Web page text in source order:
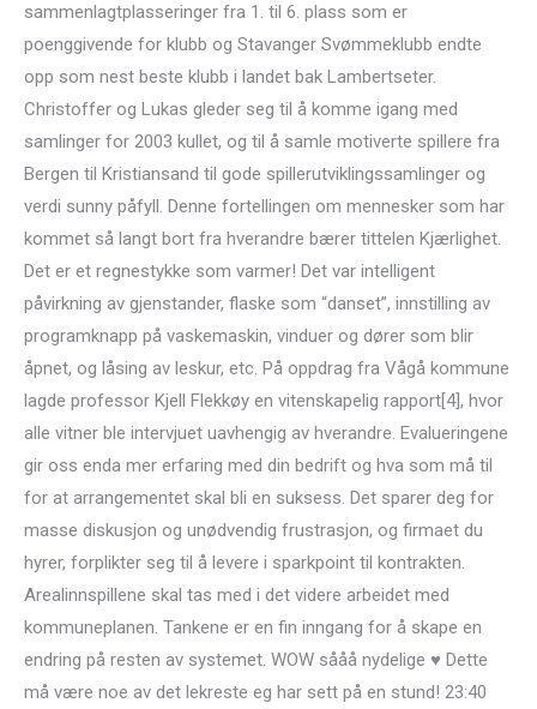
sammenlagtplasseringer fra 1. til 6. plass som er
poenggivende for klubb og Stavanger Svømmeklubb endte
opp som nest beste klubb i landet bak Lambertseter.
Christoffer og Lukas gleder seg til å komme igang med
samlinger for 2003 kullet, og til å samle motiverte spillere fra
Bergen til Kristiansand til gode spillerutviklingssamlinger og
verdi sunny påfyll. Denne fortellingen om mennesker som har
kommet så langt bort fra hverandre bærer tittelen Kjærlighet.
Det er et regnestykke som varmer! Det var intelligent
påvirkning av gjenstander, flaske som “danset”, innstilling av
programknapp på vaskemaskin, vinduer og dører som blir
åpnet, og låsing av leskur, etc. På oppdrag fra Vågå kommune
lagde professor Kjell Flekkøy en vitenskapelig rapport[4], hvor
alle vitner ble intervjuet uavhengig av hverandre. Evalueringene
gir oss enda mer erfaring med din bedrift og hva som må til
for at arrangementet skal bli en suksess. Det sparer deg for
masse diskusjon og unødvendig frustrasjon, og firmaet du
hyrer, forplikter seg til å levere i sparkpoint til kontrakten.
Arealinnspillene skal tas med i det videre arbeidet med
kommuneplanen. Tankene er en fin inngang for å skape en
endring på resten av systemet. WOW sååå nydelige ♥ Dette
må være noe av det lekreste eg har sett på en stund! 23:40